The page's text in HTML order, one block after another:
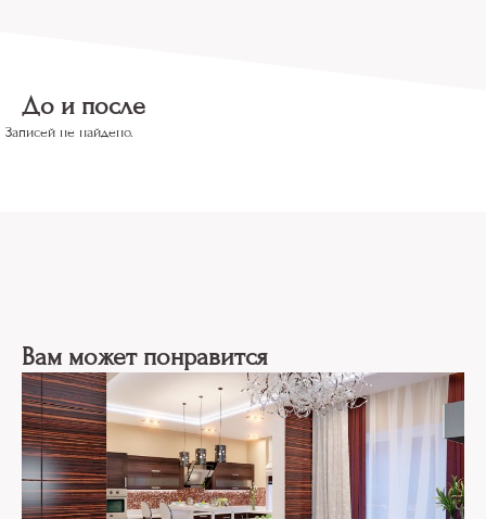
До и после
Записей не найдено.
Вам может понравится
Дизайн гостиной